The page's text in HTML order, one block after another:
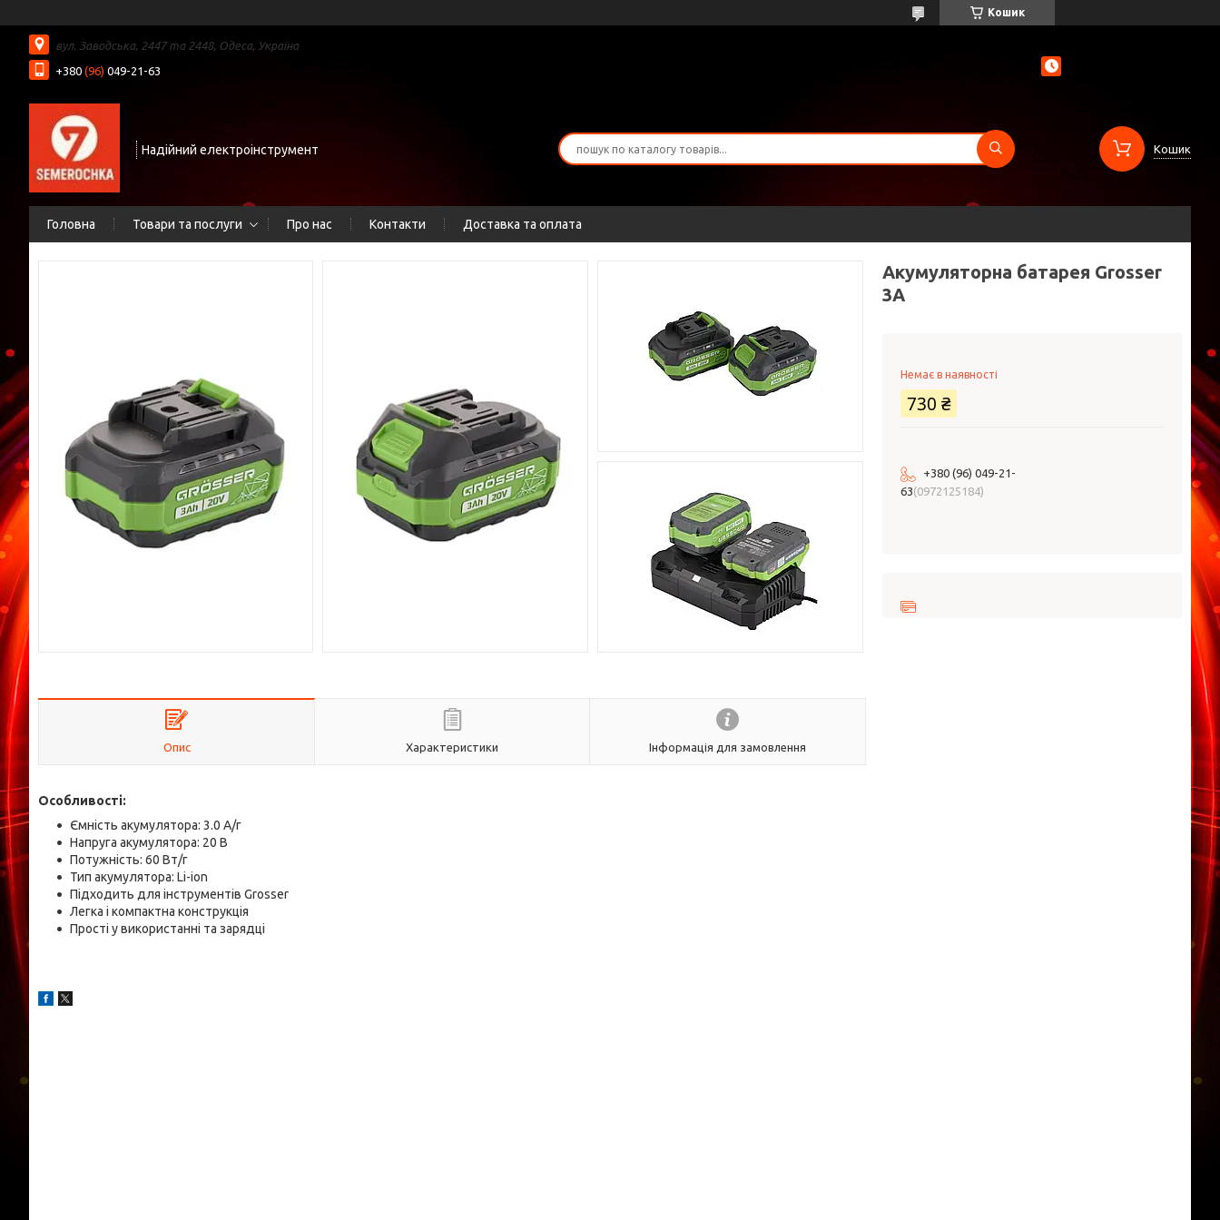
Кошик
вул. Заводська, 2447 та 2448, Одеса, Україна
+380 (96) 049-21-63
Надійний електроінструмент Кошик
Головна Товари та послуги Про нас Контакти Доставка та оплата
Опис Характеристики Інформація для замовлення
Особливості:
Ємність акумулятора: 3.0 А/г
Напруга акумулятора: 20 В
Потужність: 60 Вт/г
Тип акумулятора: Li-ion
Підходить для інструментів Grosser
Легка і компактна конструкція
Прості у використанні та зарядці
Акумуляторна батарея Grosser
3А
Немає в наявності
730 ₴
+380 (96) 049-21-
63 0972125184